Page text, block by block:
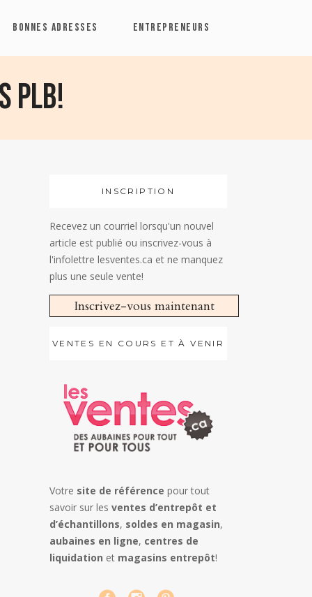
BONNES ADRESSES ENTREPRENEURS
INSCRIPTION
Recevez un courriel lorsqu'un nouvel
article est publié ou inscrivez-vous à
l'infolettre lesventes.ca et ne manquez
plus une seule vente!
Inscrivez-vous maintenant
VENTES EN COURS ET À VENIR
Votre site de référence pour tout
savoir sur les ventes d’entrepôt et
d’échantillons, soldes en magasin,
aubaines en ligne, centres de
liquidation et magasins entrepôt!